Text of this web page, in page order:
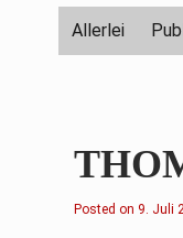
Allerlei
Posted on 9
9. Juli